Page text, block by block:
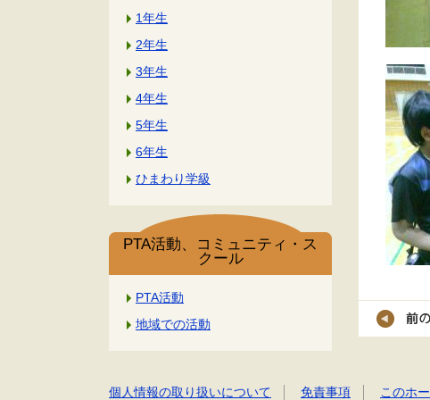
1年生
2年生
3年生
4年生
5年生
6年生
ひまわり学級
PTA活動、コミュニティ・ス
クール
PTA活動
地域での活動
個人情報の取り扱いについて 免責事項 このホ